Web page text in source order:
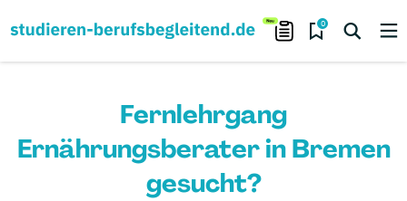
0
Fernlehrgang
Ernährungsberater in Bremen
gesucht?